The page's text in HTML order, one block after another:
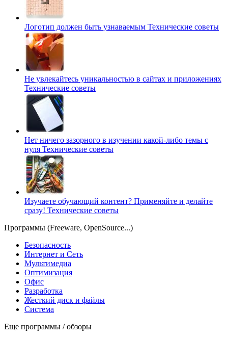
Логотип должен быть узнаваемым Технические советы
Не увлекайтесь уникальностью в сайтах и приложениях
Технические советы
Нет ничего зазорного в изучении какой-либо темы с
нуля Технические советы
Изучаете обучающий контент? Применяйте и делайте
сразу! Технические советы
Программы (Freeware, OpenSource...)
Безопасность
Интернет и Сеть
Мультимедиа
Оптимизация
Офис
Разработка
Жесткий диск и файлы
Система
Еще программы / обзоры